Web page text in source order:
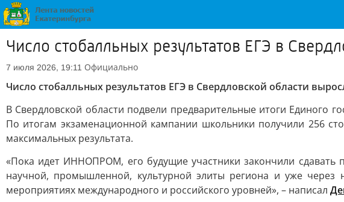
Число стобалльных результатов ЕГЭ в
7 июля 2026, 19:11 Официально
Число стобалльных результатов ЕГЭ в Свердловской области
В Свердловской области подвели предварительные итоги Единого
По итогам экзаменационной кампании школьники получили 256
максимальных результата.
«Пока идет ИННОПРОМ, его будущие участники закончили
научной, промышленной, культурной элиты региона и уже
мероприятиях международного и российского уровней», – написал